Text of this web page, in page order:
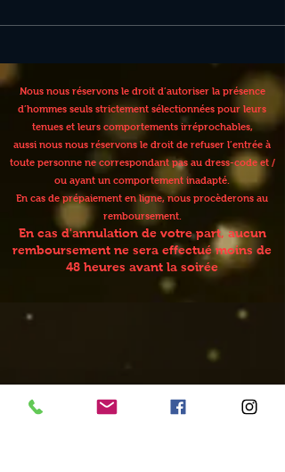
Nous nous réservons le droit d’autoriser la présence
d’hommes seuls strictement sélectionnées pour leurs
tenues et leurs comportements irréprochables,
aussi nous nous réservons le droit de refuser l’entrée à
toute personne ne correspondant pas au dress-code et /
ou ayant un comportement inadapté.
En cas de prépaiement en ligne, nous procèderons au
remboursement.
En cas d'annulation de votre part, aucun
remboursement ne sera effectué moins de
48 heures avant la soirée